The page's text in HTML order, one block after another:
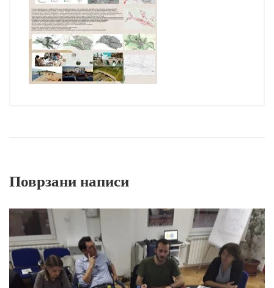
Поврзани написи